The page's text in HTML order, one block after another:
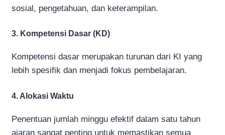
sosial, pengetahuan, dan keterampilan.
3. Kompetensi Dasar (KD)
Kompetensi dasar merupakan turunan dari KI yang
lebih spesifik dan menjadi fokus pembelajaran.
4. Alokasi Waktu
Penentuan jumlah minggu efektif dalam satu tahun
ajaran sangat penting untuk memastikan semua